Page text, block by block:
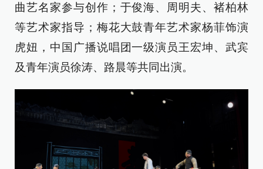
曲艺名家参与创作；于俊海、周明夫、褚柏林
等艺术家指导；梅花大鼓青年艺术家杨菲饰演
虎妞，中国广播说唱团一级演员王宏坤、武宾
及青年演员徐涛、路晨等共同出演。